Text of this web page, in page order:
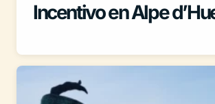
Incentivo en Alpe